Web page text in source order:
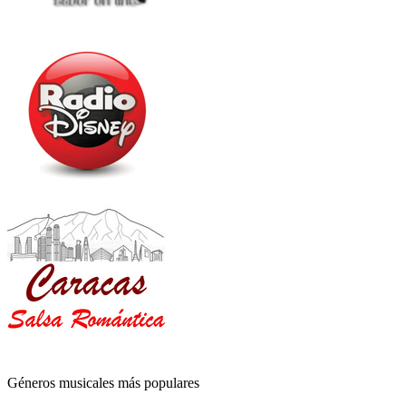
Géneros musicales más populares